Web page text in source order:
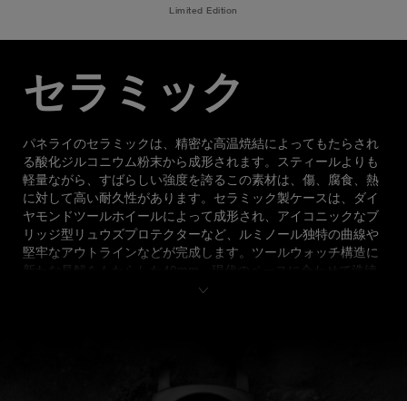
Limited Edition
セラミック
パネライのセラミックは、精密な高温焼結によってもたらされ
る酸化ジルコニウム粉末から成形されます。スティールよりも
軽量ながら、すばらしい強度を誇るこの素材は、傷、腐食、熱
に対して高い耐久性があります。セラミック製ケースは、ダイ
ヤモンドツールホイールによって成形され、アイコニックなブ
リッジ型リュウズプロテクターなど、ルミノール独特の曲線や
堅牢なアウトラインなどが完成します。ツールウォッチ構造に
新たな見解をもたらした40mm。現代のペースに合わせて洗練